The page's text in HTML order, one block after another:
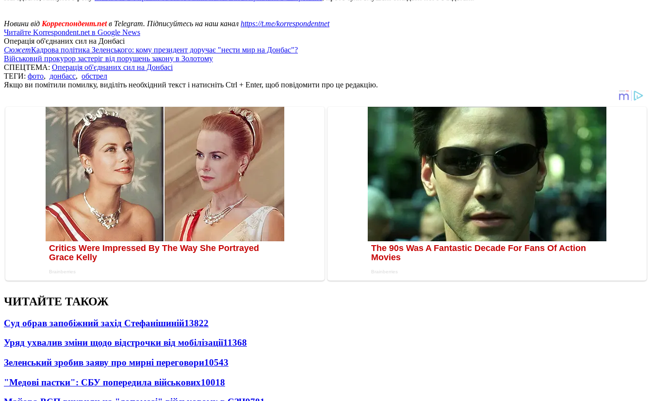
Новини від Корреспондент.netв Telegram. Підписуйтесь на наш канал https://t.me/korrespondentnet
Читайте Korrespondent.net в Google News
Операція об'єднаних сил на Донбасі
СюжетКадрова політика Зеленського: кому президент доручає "нести мир на Донбас"?
Військовий прокурор застеріг від порушень закону в Золотому
СПЕЦТЕМА: Операція об'єднаних сил на Донбасі
ТЕГИ: фото, донбасс, обстрел
Якщо ви помітили помилку, виділіть необхідний текст і натисніть Ctrl + Enter, щоб повідомити про це редакцію.
ЧИТАЙТЕ ТАКОЖ
Суд обрав запобіжний захід Стефанішиній13822
Уряд ухвалив зміни щодо відстрочки від мобілізації11368
Зеленський зробив заяву про мирні переговори10543
"Медові пастки": СБУ попередила військових10018